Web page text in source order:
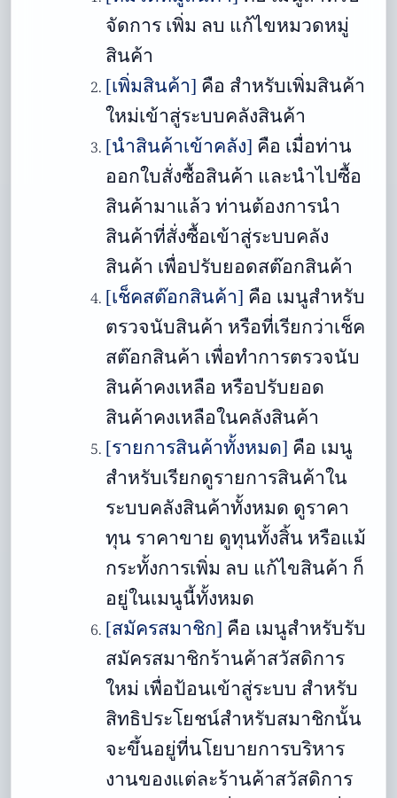
จัดการ เพิ่ม ลบ แก้ไขหมวดหมู่
สินค้า
[เพิ่มสินค้า] คือ สำหรับเพิ่มสินค้า
ใหม่เข้าสู่ระบบคลังสินค้า
[นำสินค้าเข้าคลัง] คือ เมื่อท่าน
ออกใบสั่งซื้อสินค้า และนำไปซื้อ
สินค้ามาแล้ว ท่านต้องการนำ
สินค้าที่สั่งซื้อเข้าสู่ระบบคลัง
สินค้า เพื่อปรับยอดสต๊อกสินค้า
[เช็คสต๊อกสินค้า] คือ เมนูสำหรับ
ตรวจนับสินค้า หรือที่เรียกว่าเช็ค
สต๊อกสินค้า เพื่อทำการตรวจนับ
สินค้าคงเหลือ หรือปรับยอด
สินค้าคงเหลือในคลังสินค้า
[รายการสินค้าทั้งหมด] คือ เมนู
สำหรับเรียกดูรายการสินค้าใน
ระบบคลังสินค้าทั้งหมด ดูราคา
ทุน ราคาขาย ดูทุนทั้งสิ้น หรือแม้
กระทั้งการเพิ่ม ลบ แก้ไขสินค้า ก็
อยู่ในเมนูนี้ทั้งหมด
[สมัครสมาชิก] คือ เมนูสำหรับรับ
สมัครสมาชิกร้านค้าสวัสดิการ
ใหม่ เพื่อป้อนเข้าสู่ระบบ สำหรับ
สิทธิประโยชน์สำหรับสมาชิกนั้น
จะขึ้นอยู่ที่นโยบายการบริหาร
งานของแต่ละร้านค้าสวัสดิการ